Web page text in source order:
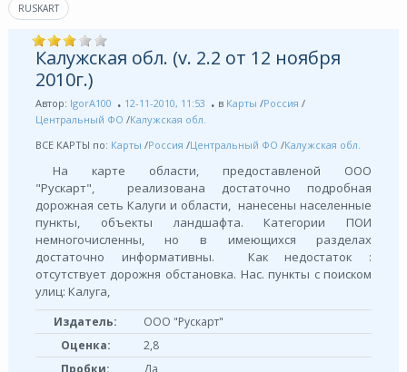
RUSKART
Калужская обл. (v. 2.2 от 12 ноября
2010г.)
Автор: IgorA100 12-11-2010, 11:53 в Карты /Россия /
Центральный ФО /Калужская обл.
ВСЕ КАРТЫ по: Карты /Россия /Центральный ФО /Калужская обл.
На карте области, предоставленой ООО
"Рускарт", реализована достаточно подробная
дорожная сеть Калуги и области, нанесены населенные
пункты, объекты ландшафта. Категории ПОИ
немногочисленны, но в имеющихся разделах
достаточно информативны. Как недостаток :
отсутствует дорожня обстановка. Нас. пункты с поиском
улиц: Калуга,
Издатель:
ООО "Рускарт"
Оценка:
2,8
Пробки:
Да